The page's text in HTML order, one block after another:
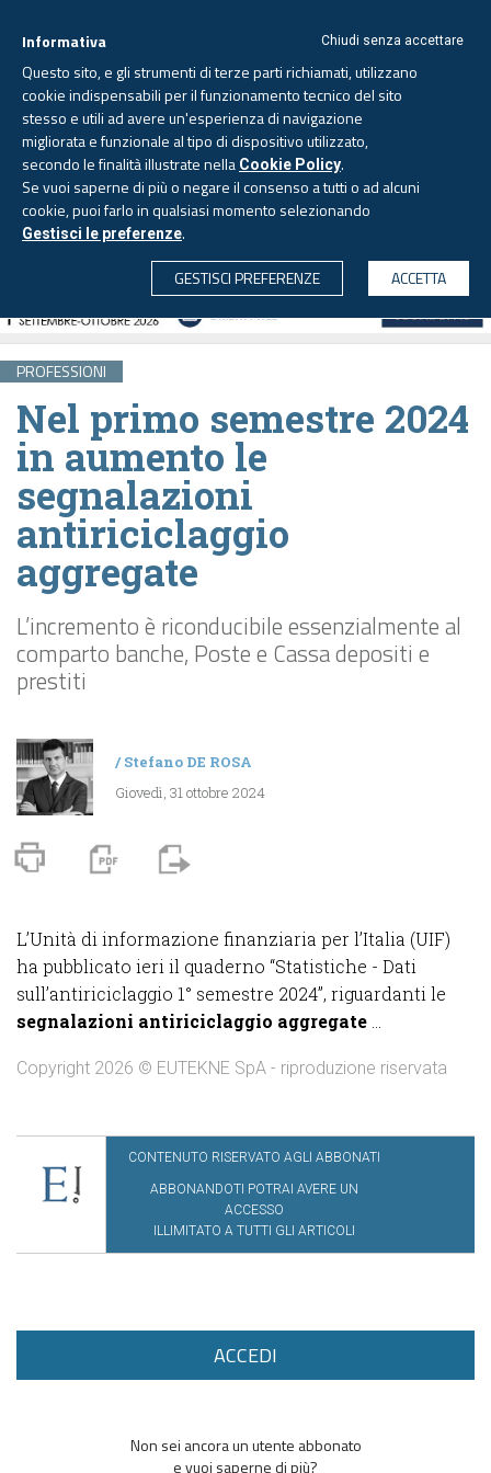
CERCA
Giovedì, 6 agosto 2026 - Aggiornato alle 6.00
PROFESSIONI
Nel primo semestre 2024
in aumento le
segnalazioni
antiriciclaggio
aggregate
L’incremento è riconducibile essenzialmente al
comparto banche, Poste e Cassa depositi e
prestiti
/Stefano DE ROSA
Giovedì, 31 ottobre 2024
L’Unità di informazione finanziaria per l’Italia (UIF)
ha pubblicato ieri il quaderno “Statistiche - Dati
sull’antiriciclaggio 1° semestre 2024”, riguardanti le
segnalazioni antiriciclaggio aggregate
Copyright 2026 © EUTEKNE SpA - riproduzione riservata
CONTENUTO RISERVATO AGLI ABBONATI
ABBONANDOTI POTRAI AVERE UN
ACCESSO
ILLIMITATO A TUTTI GLI ARTICOLI
ACCEDI
Non sei ancora un utente abbonato
e vuoi saperne di più?
Chiudi senza accettare
Informativa
Questo sito, e gli strumenti di terze parti richiamati, utilizzano
cookie indispensabili per il funzionamento tecnico del sito
stesso e utili ad avere un'esperienza di navigazione
migliorata e funzionale al tipo di dispositivo utilizzato,
secondo le finalità illustrate nella Cookie Policy.
Se vuoi saperne di più o negare il consenso a tutti o ad alcuni
cookie, puoi farlo in qualsiasi momento selezionando
Gestisci le preferenze.
GESTISCI PREFERENZE
ACCETTA